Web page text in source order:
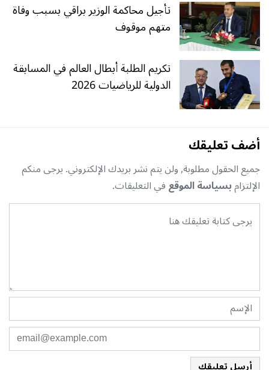
تأجيل محاكمة الوزير براقي بسبب وفاة
متهم موقوف
تكريم الطلبة أبطال العالم في المسابقة
الدولية للرياضيات 2026
أضف تعليقك
جميع الحقول مطلوبة, ولن يتم نشر بريدك الإلكتروني. يرجى منكم
الإلتزامبسياسة الموقعفي التعليقات.